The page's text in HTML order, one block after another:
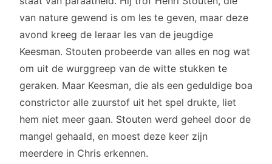
van nature gewend is om les te geven, maar deze
avond kreeg de leraar les van de jeugdige
Keesman. Stouten probeerde van alles en nog wat
om uit de wurggreep van de witte stukken te
geraken. Maar Keesman, die als een geduldige boa
constrictor alle zuurstof uit het spel drukte, liet
hem niet meer gaan. Stouten werd geheel door de
mangel gehaald, en moest deze keer zijn
meerdere in Chris erkennen.